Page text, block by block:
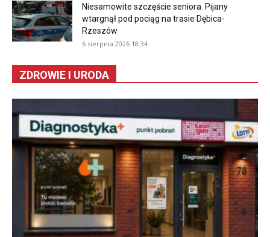
Niesamowite szczęście seniora. Pijany
wtargnął pod pociąg na trasie Dębica-
Rzeszów
6 sierpnia 2026 18:34
ZDROWIE I URODA